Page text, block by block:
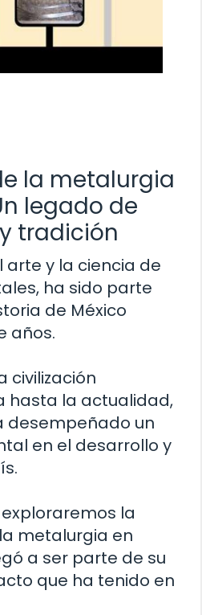
la metalurgia
legado de
tradición
arte y la ciencia de
ha sido parte
de México
años.
civilización
hasta la actualidad,
desempeñado un
en el desarrollo y
la
metalurgia en
a ser parte de su
que ha tenido en